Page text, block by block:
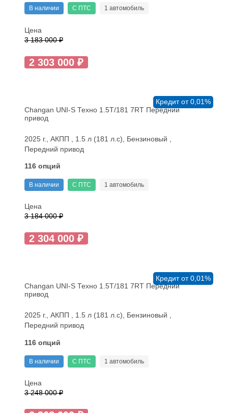
В наличии С ПТС 1 автомобиль
Цена
3 183 000 ₽
2 303 000 ₽
Кредит от 0,01%
Changan UNI-S Техно 1.5T/181 7RT Передний
привод
2025 г., АКПП , 1.5 л (181 л.с), Бензиновый ,
Передний привод
116 опций
В наличии С ПТС 1 автомобиль
Цена
3 184 000 ₽
2 304 000 ₽
Кредит от 0,01%
Changan UNI-S Техно 1.5T/181 7RT Передний
привод
2025 г., АКПП , 1.5 л (181 л.с), Бензиновый ,
Передний привод
116 опций
В наличии С ПТС 1 автомобиль
Цена
3 248 000 ₽